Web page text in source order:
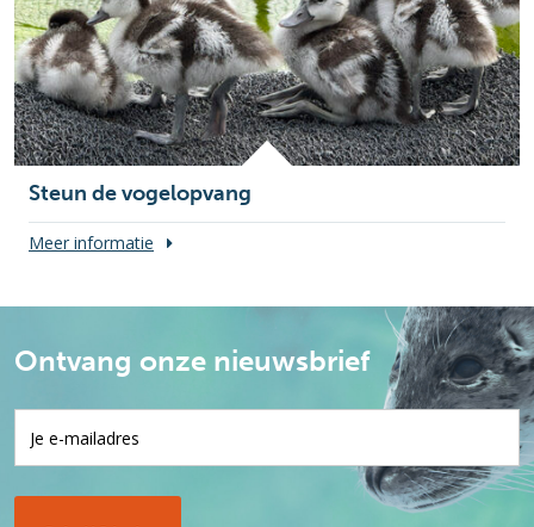
Steun de vogelopvang
Meer informatie
Ontvang onze nieuwsbrief